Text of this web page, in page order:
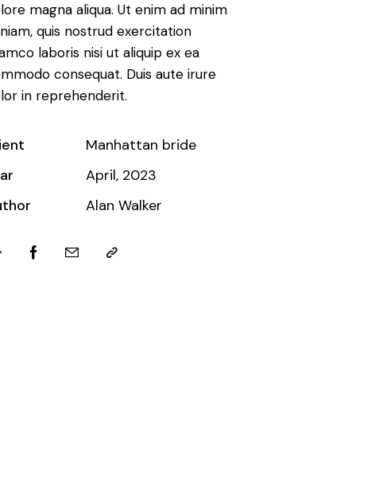
magna aliqua. Ut enim ad minim
quis nostrud exercitation
laboris nisi ut aliquip ex ea
consequat. Duis aute irure
in reprehenderit.
Manhattan bride
April, 2023
Alan Walker